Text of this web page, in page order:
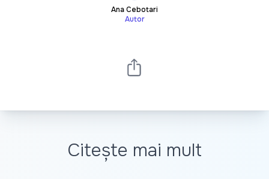
Ana Cebotari
Autor
Citește mai mult